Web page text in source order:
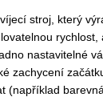
stroj, který
nastavitelné
zachycení
(například